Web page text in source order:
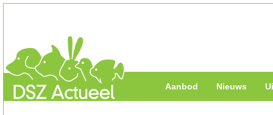
Aanbod Nieuws